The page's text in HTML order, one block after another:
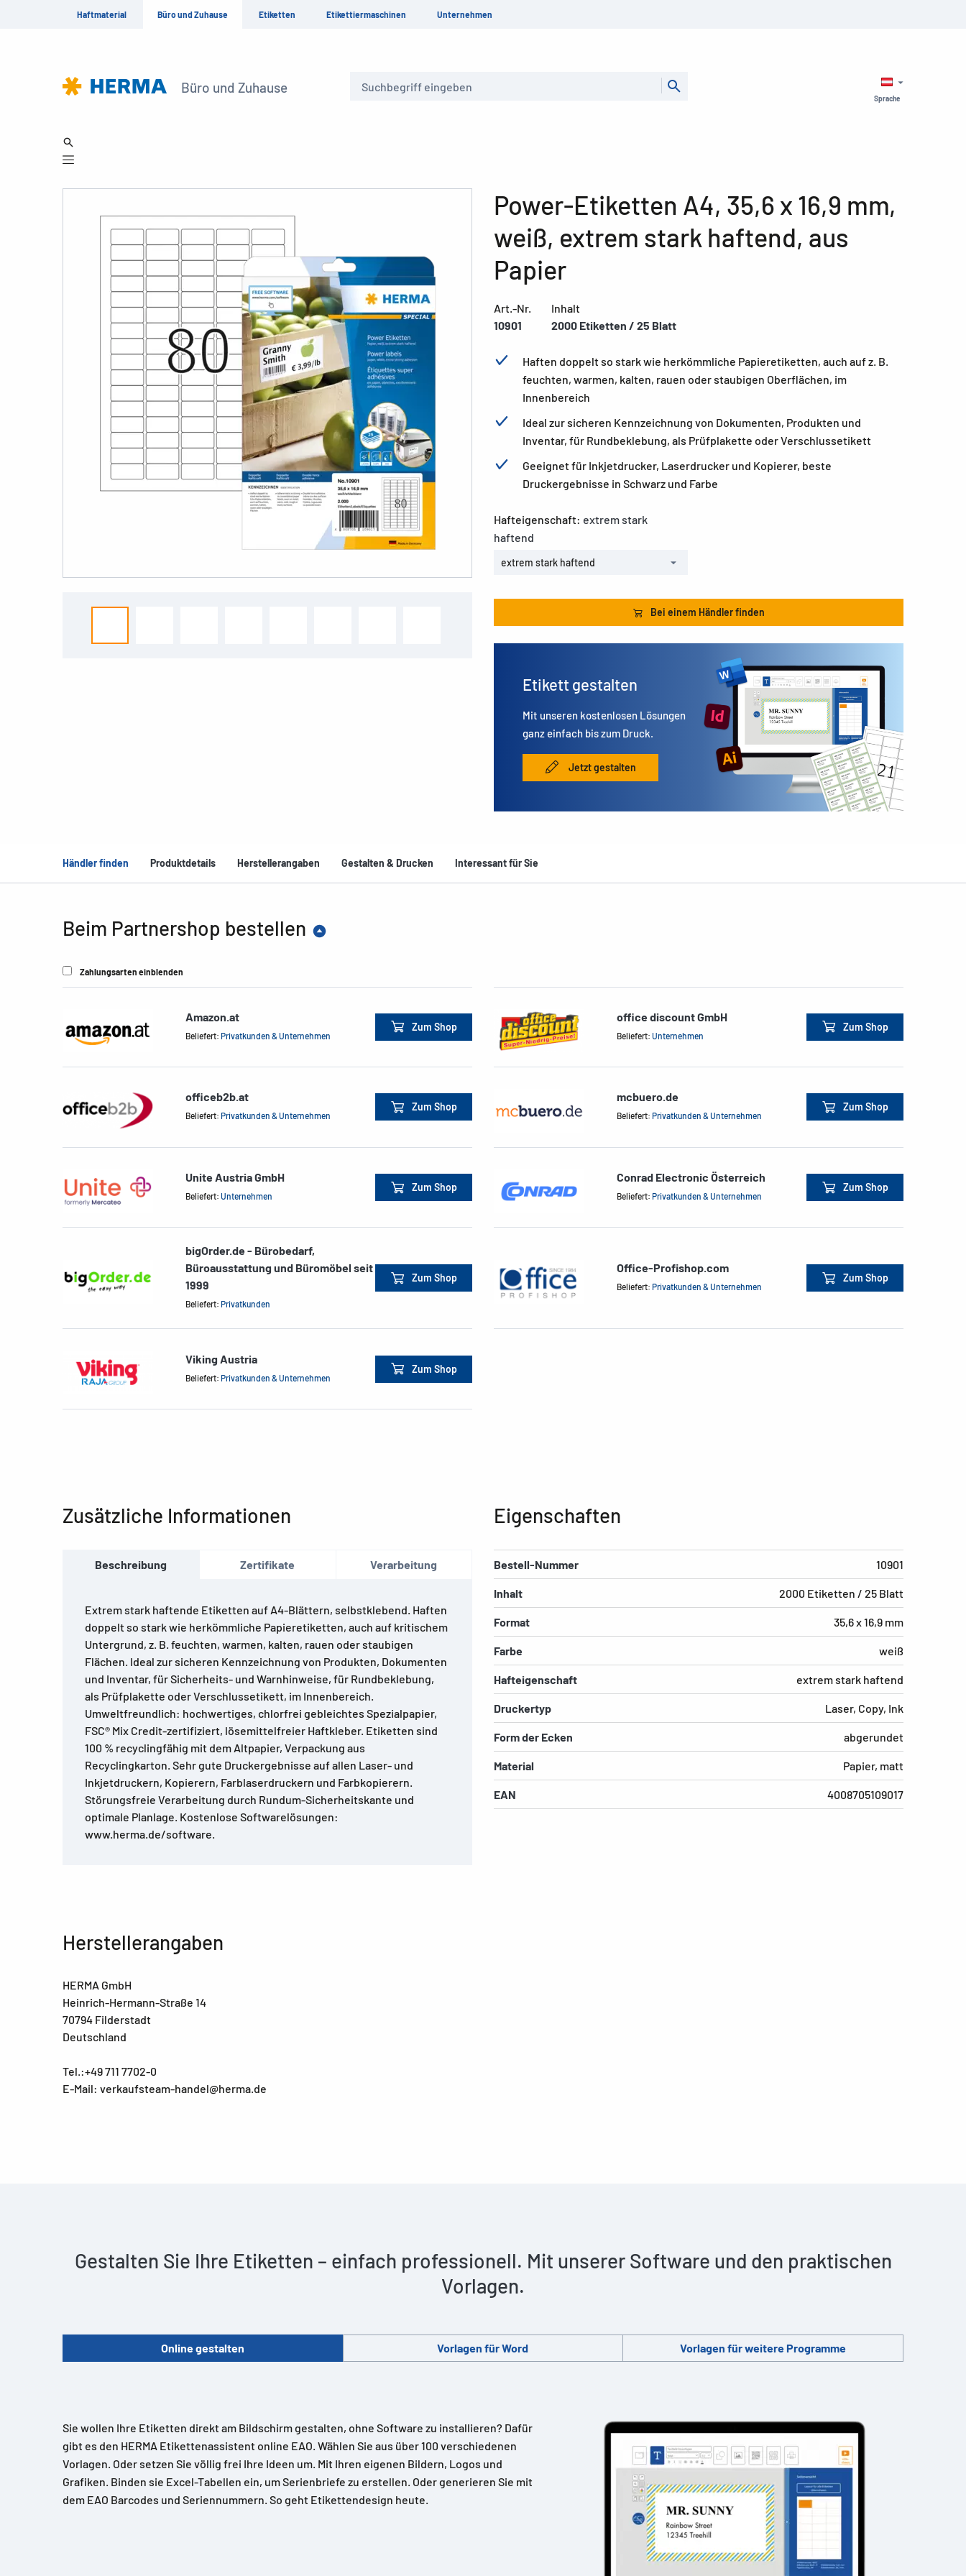
Haftmaterial Büro und Zuhause Etiketten Etikettiermaschinen Unternehmen
Büro und Zuhause
Sprache
Power-Etiketten A4, 35,6 x 16,9 mm,
weiß, extrem stark haftend, aus
Papier
Art.-Nr.
10901
Inhalt
2000 Etiketten / 25 Blatt
Haften doppelt so stark wie herkömmliche Papieretiketten, auch auf z. B.
feuchten, warmen, kalten, rauen oder staubigen Oberflächen, im
Innenbereich
Ideal zur sicheren Kennzeichnung von Dokumenten, Produkten und
Inventar, für Rundbeklebung, als Prüfplakette oder Verschlussetikett
Geeignet für Inkjetdrucker, Laserdrucker und Kopierer, beste
Druckergebnisse in Schwarz und Farbe
Hafteigenschaft: extrem stark
haftend
extrem stark haftend
Bei einem Händler finden
Etikett gestalten
Mit unseren kostenlosen Lösungen
ganz einfach bis zum Druck.
Jetzt gestalten
Händler finden Produktdetails Herstellerangaben Gestalten & Drucken Interessant für Sie
Beim Partnershop bestellen
Zahlungsarten einblenden
Amazon.at
Beliefert: Privatkunden & Unternehmen
Zum Shop
office discount GmbH
Beliefert: Unternehmen
Zum Shop
officeb2b.at
Beliefert: Privatkunden & Unternehmen
Zum Shop
mcbuero.de
Beliefert: Privatkunden & Unternehmen
Zum Shop
Unite Austria GmbH
Beliefert: Unternehmen
Zum Shop
Conrad Electronic Österreich
Beliefert: Privatkunden & Unternehmen
Zum Shop
bigOrder.de - Bürobedarf,
Büroausstattung und Büromöbel seit
1999
Beliefert: Privatkunden
Zum Shop
Office-Profishop.com
Beliefert: Privatkunden & Unternehmen
Zum Shop
Viking Austria
Beliefert: Privatkunden & Unternehmen
Zum Shop
Zusätzliche Informationen
Beschreibung Zertifikate Verarbeitung
Extrem stark haftende Etiketten auf A4-Blättern, selbstklebend. Haften
doppelt so stark wie herkömmliche Papieretiketten, auch auf kritischem
Untergrund, z. B. feuchten, warmen, kalten, rauen oder staubigen
Flächen. Ideal zur sicheren Kennzeichnung von Produkten, Dokumenten
und Inventar, für Sicherheits- und Warnhinweise, für Rundbeklebung,
als Prüfplakette oder Verschlussetikett, im Innenbereich.
Umweltfreundlich: hochwertiges, chlorfrei gebleichtes Spezialpapier,
FSC® Mix Credit-zertifiziert, lösemittelfreier Haftkleber. Etiketten sind
100 % recyclingfähig mit dem Altpapier, Verpackung aus
Recyclingkarton. Sehr gute Druckergebnisse auf allen Laser- und
Inkjetdruckern, Kopierern, Farblaserdruckern und Farbkopierern.
Störungsfreie Verarbeitung durch Rundum-Sicherheitskante und
optimale Planlage. Kostenlose Softwarelösungen:
www.herma.de/software.
Eigenschaften
Bestell-Nummer 10901
Inhalt 2000 Etiketten / 25 Blatt
Format 35,6 x 16,9 mm
Farbe weiß
Hafteigenschaft extrem stark haftend
Druckertyp Laser, Copy, Ink
Form der Ecken abgerundet
Material Papier, matt
EAN 4008705109017
Herstellerangaben
HERMA GmbH
Heinrich-Hermann-Straße 14
70794 Filderstadt
Deutschland
Tel.:+49 711 7702-0
E-Mail: verkaufsteam-handel@herma.de
Gestalten Sie Ihre Etiketten – einfach professionell. Mit unserer Software und den praktischen
Vorlagen.
Online gestalten Vorlagen für Word Vorlagen für weitere Programme
Sie wollen Ihre Etiketten direkt am Bildschirm gestalten, ohne Software zu installieren? Dafür
gibt es den HERMA Etikettenassistent online EAO. Wählen Sie aus über 100 verschiedenen
Vorlagen. Oder setzen Sie völlig frei Ihre Ideen um. Mit Ihren eigenen Bildern, Logos und
Grafiken. Binden sie Excel-Tabellen ein, um Serienbriefe zu erstellen. Oder generieren Sie mit
dem EAO Barcodes und Seriennummern. So geht Etikettendesign heute.